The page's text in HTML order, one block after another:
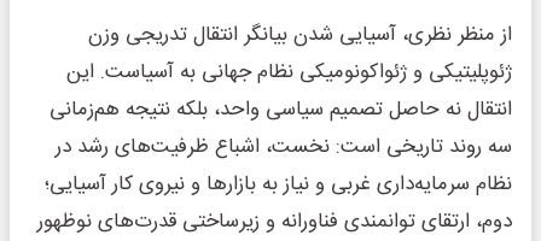
از منظر نظری، آسیایی‌ شدن بیانگر انتقال تدریجی وزن
ژئوپلیتیکی و ژئواکونومیکی نظام جهانی به آسیاست. این
انتقال نه حاصل تصمیم سیاسی واحد، بلکه نتیجه هم‌زمانی
سه روند تاریخی است: نخست، اشباع ظرفیت‌های رشد در
نظام سرمایه‌داری غربی و نیاز به بازارها و نیروی کار آسیایی؛
دوم، ارتقای توانمندی فناورانه و زیرساختی قدرت‌های نوظهور